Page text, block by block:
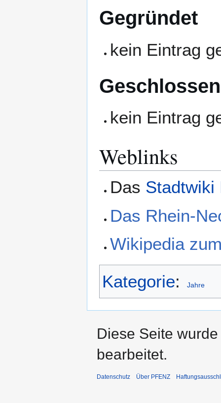
Gegründet
kein Eintrag
Geschlossen
kein Eintrag
Weblinks
Das Stadtwiki
Das Rhein-
Wikipedia
Kategorie: Jahre
Diese Seite
bearbeitet.
Datenschutz Über PFENZ